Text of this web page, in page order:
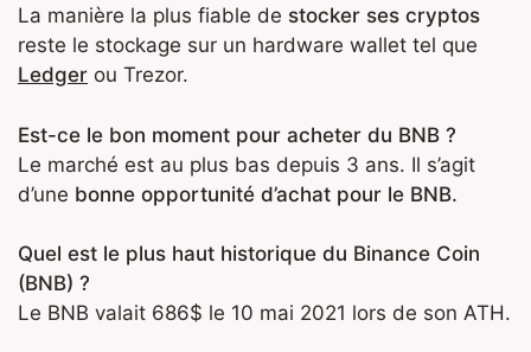
La manière la plus fiable de stocker ses cryptos
reste le stockage sur un hardware wallet tel que
Ledger ou Trezor.
Est-ce le bon moment pour acheter du BNB ?
Le marché est au plus bas depuis 3 ans. Il s’agit
d’une bonne opportunité d’achat pour le BNB.
Quel est le plus haut historique du Binance Coin
(BNB) ?
Le BNB valait 686$ le 10 mai 2021 lors de son ATH.